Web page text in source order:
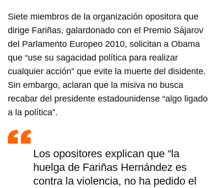
Siete miembros de la organización opositora que
dirige Fariñas, galardonado con el Premio Sájarov
del Parlamento Europeo 2010, solicitan a Obama
que “use su sagacidad política para realizar
cualquier acción” que evite la muerte del disidente.
Sin embargo, aclaran que la misiva no busca
recabar del presidente estadounidense “algo ligado
a la política”.
Los opositores explican que “la
huelga de Fariñas Hernández es
contra la violencia, no ha pedido el